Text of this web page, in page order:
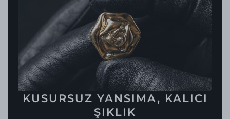
KUSURSUZ YANSIMA, KALICI
ŞIKLIK